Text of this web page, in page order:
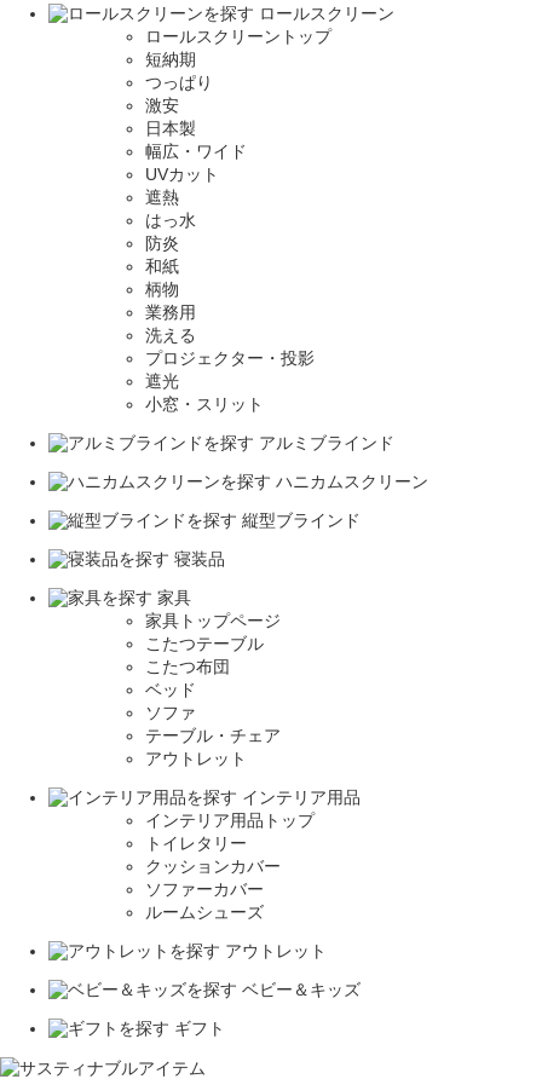
ロールスクリーン
ロールスクリーントップ
短納期
つっぱり
激安
日本製
幅広・ワイド
UVカット
遮熱
はっ水
防炎
和紙
柄物
業務用
洗える
プロジェクター・投影
遮光
小窓・スリット
アルミブラインド
ハニカムスクリーン
縦型ブラインド
寝装品
家具
家具トップページ
こたつテーブル
こたつ布団
ベッド
ソファ
テーブル・チェア
アウトレット
インテリア用品
インテリア用品トップ
トイレタリー
クッションカバー
ソファーカバー
ルームシューズ
アウトレット
ベビー＆キッズ
ギフト